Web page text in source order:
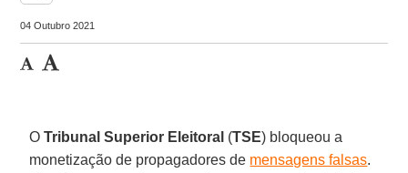
04 Outubro 2021
OTribunal Superior Eleitoral (TSE) bloqueou a
monetização de propagadores de mensagens falsas.